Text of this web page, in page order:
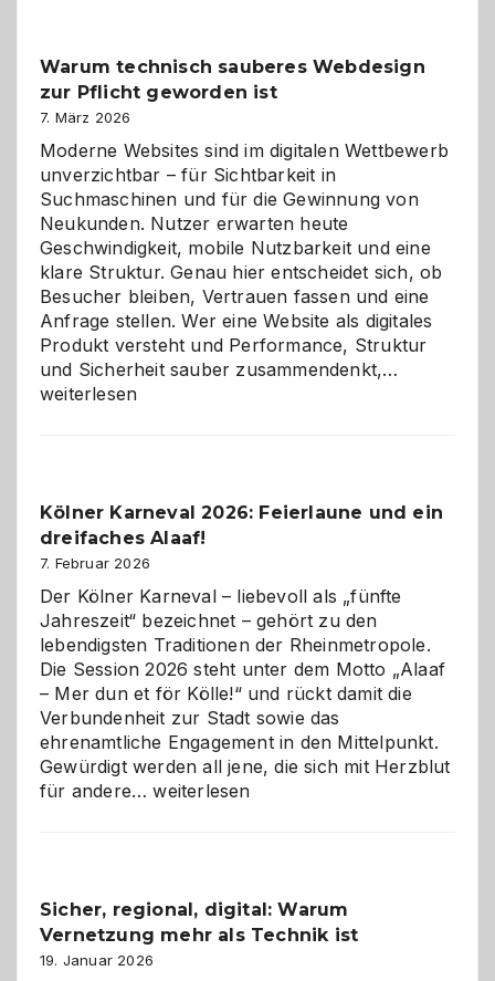
den
Logikrätseln
Warum technisch sauberes Webdesign
zur Pflicht geworden ist
7. März 2026
Moderne Websites sind im digitalen Wettbewerb
unverzichtbar – für Sichtbarkeit in
Suchmaschinen und für die Gewinnung von
Neukunden. Nutzer erwarten heute
Geschwindigkeit, mobile Nutzbarkeit und eine
klare Struktur. Genau hier entscheidet sich, ob
Besucher bleiben, Vertrauen fassen und eine
Anfrage stellen. Wer eine Website als digitales
Produkt versteht und Performance, Struktur
und Sicherheit sauber zusammendenkt,…
geworden
weiterlesen
Kölner Karneval 2026: Feierlaune und ein
dreifaches Alaaf!
7. Februar 2026
Der Kölner Karneval – liebevoll als „fünfte
Jahreszeit“ bezeichnet – gehört zu den
lebendigsten Traditionen der Rheinmetropole.
Die Session 2026 steht unter dem Motto „Alaaf
– Mer dun et för Kölle!“ und rückt damit die
Verbundenheit zur Stadt sowie das
ehrenamtliche Engagement in den Mittelpunkt.
Gewürdigt werden all jene, die sich mit Herzblut
für andere…Kölner
ein
dreifaches
Alaaf!
weiterlesen
Sicher, regional, digital: Warum
Vernetzung mehr als Technik ist
19. Januar 2026